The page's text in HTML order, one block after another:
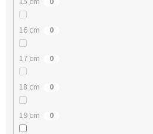
16 cm 0
17 cm 0
18 cm 0
19 cm 0